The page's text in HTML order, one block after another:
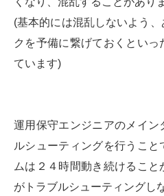
(基本的には混乱しないよう
クを予備に繋げておくとい
ています)
運用保守エンジニアのメイ
ルシューティングを行うこ
ムは２４時間動き続けるこ
がトラブルシューティングし